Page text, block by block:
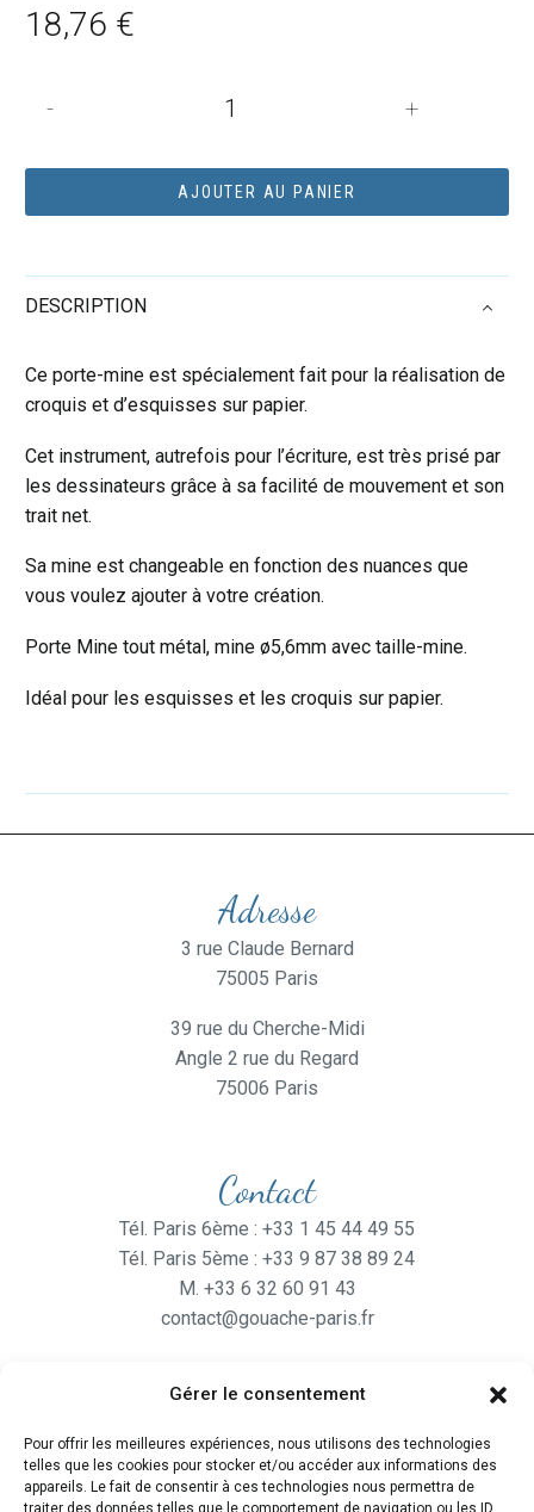
Gérer le consentement
Pour offrir les meilleures expériences, nous utilisons des technologies
telles que les cookies pour stocker et/ou accéder aux informations des
appareils. Le fait de consentir à ces technologies nous permettra de
traiter des données telles que le comportement de navigation ou les ID
18,76 €
-
5,6
KO
HI
(HEXA)
K5340
+
AJOUTER AU PANIER
DESCRIPTION
Ce porte-mine est spécialement fait pour la réalisation de
croquis et d’esquisses sur papier.
Cet instrument, autrefois pour l’écriture, est très prisé par
les dessinateurs grâce à sa facilité de mouvement et son
trait net.
Sa mine est changeable en fonction des nuances que
vous voulez ajouter à votre création.
Porte Mine tout métal, mine ø5,6mm avec taille-mine.
Idéal pour les esquisses et les croquis sur papier.
Adresse
3 rue Claude Bernard
75005 Paris
39 rue du Cherche-Midi
Angle 2 rue du Regard
75006 Paris
Contact
Tél. Paris 6ème : +33 1 45 44 49 55
Tél. Paris 5ème : +33 9 87 38 89 24
M. +33 6 32 60 91 43
contact@gouache-paris.fr
Ouvertdu lundi au Vendredi
de 9H30 à 19H